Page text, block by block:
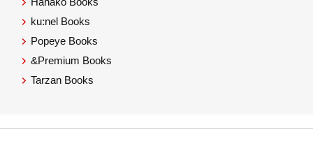
ku:nel Books
Popeye Books
&Premium Books
Tarzan Books